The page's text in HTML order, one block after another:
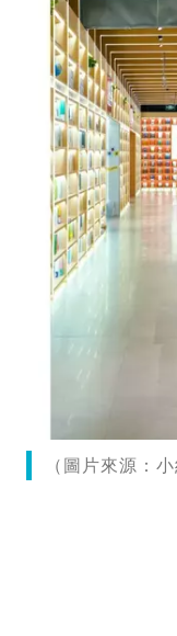
（圖片來源：